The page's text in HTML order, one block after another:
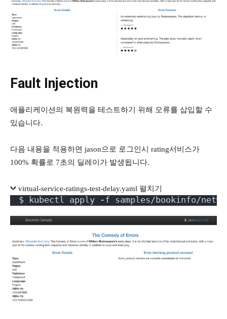
Fault Injection
애플리케이션의 복원력을 테스트하기 위해 오류를 삽입할 수
있습니다.
다음 내용을 적용하면 jason으로 로그인시 rating서비스가
100% 확률로 7초의 딜레이가 발생됩니다.
virtual-service-ratings-test-delay.yaml 펼치기
$ kubectl apply -f samples/bookinfo/